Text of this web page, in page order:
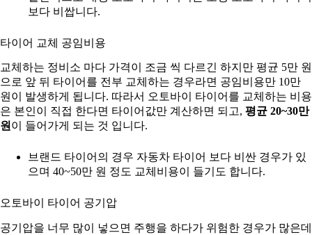
보다 비쌉니다.
타이어 교체 공임비용
교체하는 정비소 마다 가격이 조금 씩 다르긴 하지만 평균 5만 원
으로 앞 뒤 타이어를 전부 교체하는 경우라면 공임비용만 10만
원이 발생하게 됩니다. 따라서 오토바이 타이어를 교체하는 비용
은 본인이 직접 한다면 타이어값만 계산하면 되고, 평균 20~30만
원이 들어가게 되는 것 입니다.
브랜드 타이어의 경우 자동차 타이어 보다 비싼 경우가 있
으며 40~50만 원 정도 교체비용이 들기도 합니다.
오토바이 타이어 공기압
공기압을 너무 많이 넣으면 주행을 하다가 위험한 경우가 많은데